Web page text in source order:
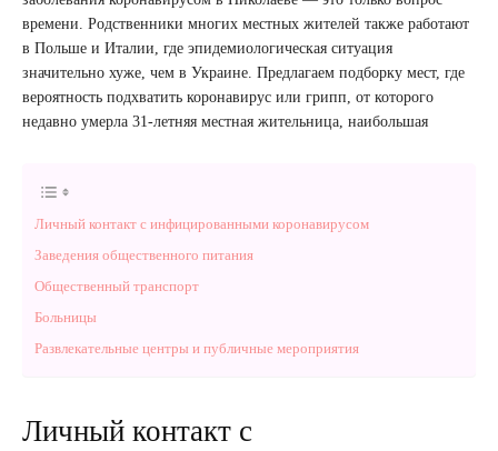
времени. Родственники многих местных жителей также работают
в Польше и Италии, где эпидемиологическая ситуация
значительно хуже, чем в Украине. Предлагаем подборку мест, где
вероятность подхватить коронавирус или грипп, от которого
недавно умерла 31-летняя местная жительница, наибольшая
Личный контакт с инфицированными коронавирусом
Заведения общественного питания
Общественный транспорт
Больницы
Развлекательные центры и публичные мероприятия
Личный контакт с